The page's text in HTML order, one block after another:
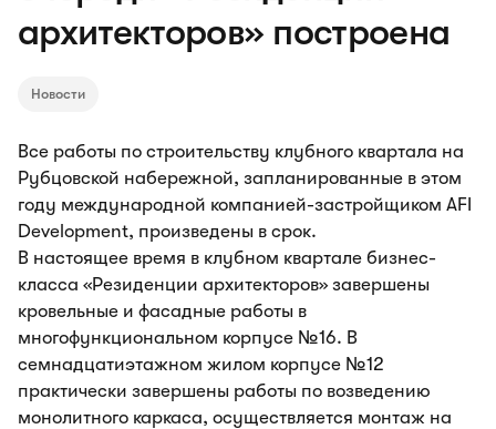
архитекторов» построена
Новости
Все работы по строительству клубного квартала на
Рубцовской набережной, запланированные в этом
году международной компанией-застройщиком AFI
Development, произведены в срок.
В настоящее время в клубном квартале бизнес-
класса «Резиденции архитекторов» завершены
кровельные и фасадные работы в
многофункциональном корпусе №16. В
семнадцатиэтажном жилом корпусе №12
практически завершены работы по возведению
монолитного каркаса, осуществляется монтаж на